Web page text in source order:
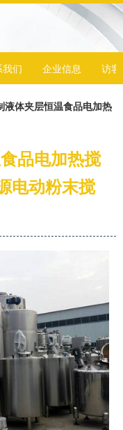
我们 企业信息 访客
液体夹层恒温食品电加热
品电加热搅
电动粉末搅